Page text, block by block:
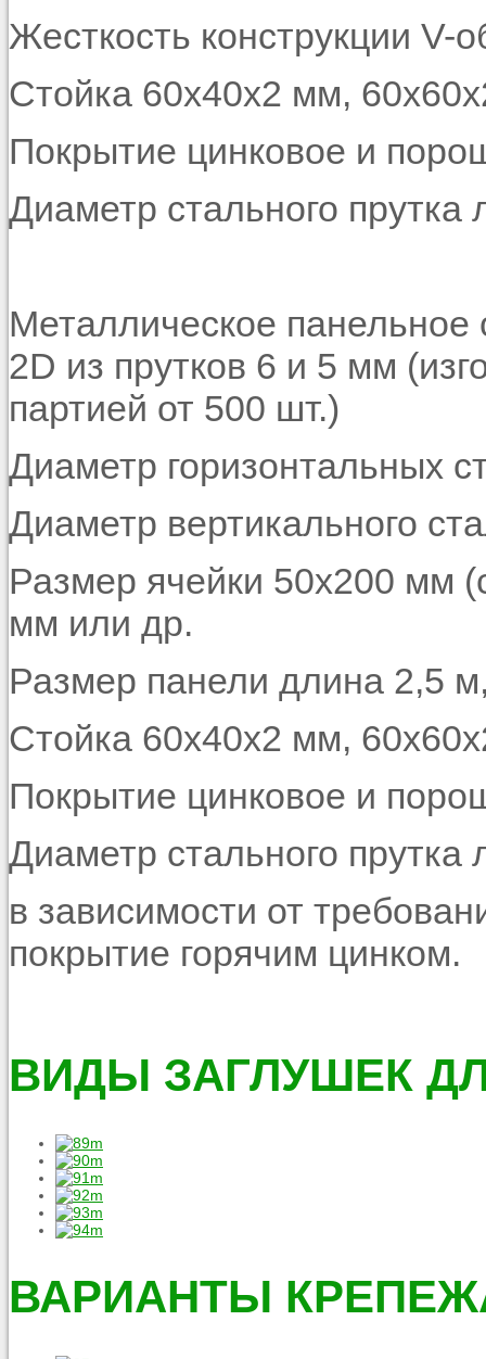
Жесткость конструкции V-
Стойка 60х40х2 мм,
Покрытие цинковое и
Диаметр стального прутка
Металлическое панельное
2D из прутков 6 и 5 мм
партией от 500 шт.)
Диаметр горизонтальных
Диаметр вертикального
Размер ячейки 50х200 мм
мм или др.
Размер панели длина 2,5
Стойка 60х40х2 мм,
Покрытие цинковое и
Диаметр стального прутка
в зависимости от
покрытие горячим цинком.
ВИДЫ ЗАГЛУШЕК
ВАРИАНТЫ